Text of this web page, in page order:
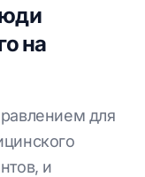
на
для
и